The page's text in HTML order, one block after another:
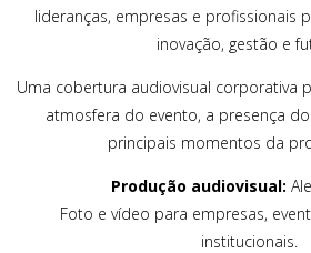
lideranças, empresas e profissionais
inovação, gestão e
Uma cobertura audiovisual corporativa
atmosfera do evento, a presença
principais momentos da
Produção audiovisual:
Foto e vídeo para empresas,
institucionais.